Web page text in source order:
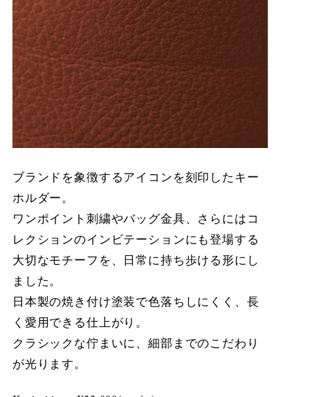
ブランドを象徴するアイコンを刻印したキー
ホルダー。
ワンポイント刺繍やバッグ金具、さらにはコ
レクションのインビテーションにも登場する
大切なモチーフを、日常に持ち歩ける形にし
ました。
日本製の焼き付け塗装で色落ちしにくく、長
く愛用できる仕上がり。
クラシックな佇まいに、細部までのこだわり
が光ります。